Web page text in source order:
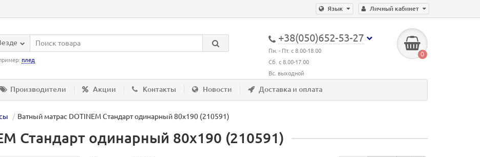
Личный кабинет
Язык
+38(050)652-53-27
Пн. - Пт. с 8.00-18.00
Сб. с 8.00-17.00
Вс. выходной
0
плед
Производители Акции Контакты Новости Доставка и оплата
Ватный матрас DOTINEM Стандарт одинарный 80х190 (210591)
Стандарт одинарный 80х190 (210591)